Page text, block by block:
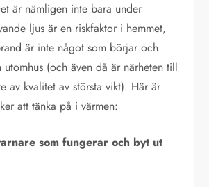
är nämligen inte bara under
ljus är en riskfaktor i hemmet,
är inte något som börjar och
(och även då är närheten till
av kvalitet av största vikt). Här är
att tänka på i värmen:
som fungerar och byt ut